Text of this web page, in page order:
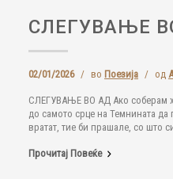
СЛЕГУВАЊЕ
02/01/2026 / во Поезија / од
СЛЕГУВАЊЕ ВО АД Ако соберам
до самото срце на Темнината
вратат, тие би прашале, со што
Прочитај Повеќе